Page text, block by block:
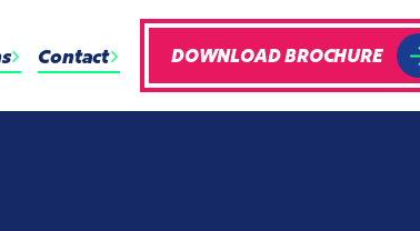
Contact DOWNLOAD BROCHURE